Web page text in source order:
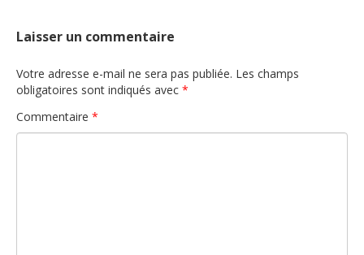
Laisser un commentaire
Votre adresse e-mail ne sera pas publiée. Les champs
obligatoires sont indiqués avec *
Commentaire *